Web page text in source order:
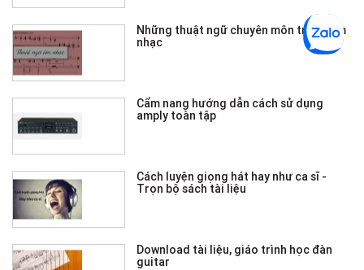
Những thuật ngữ chuyên môn trong âm
nhạc
Cẩm nang hướng dẫn cách sử dụng
amply toàn tập
Cách luyện giọng hát hay như ca sĩ -
Trọn bộ sách tài liệu
Download tài liệu, giáo trình học đàn
guitar